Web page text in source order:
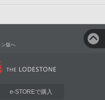
ン版へ
e-STOREで購入